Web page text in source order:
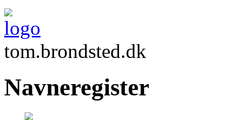
tom.brondsted.dk
Navneregister